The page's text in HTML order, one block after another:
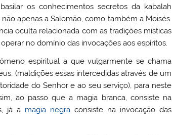
os conhecimentos secretos da kabalah
apenas a Salomão, como também a Moisés.
oculta relacionada com as tradições misticas
no domínio das invocações aos espíritos.
espiritual a que vulgarmente se chama
(maldições essas intercedidas através de um
do Senhor e ao seu serviço), para neste
ao passo que a magia branca, consiste na
já a magia negra consiste na invocação das